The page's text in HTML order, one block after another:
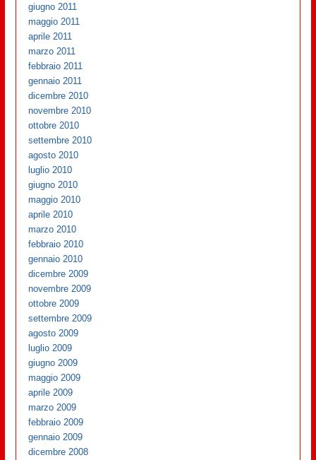
giugno 2011
maggio 2011
aprile 2011
marzo 2011
febbraio 2011
gennaio 2011
dicembre 2010
novembre 2010
ottobre 2010
settembre 2010
agosto 2010
luglio 2010
giugno 2010
maggio 2010
aprile 2010
marzo 2010
febbraio 2010
gennaio 2010
dicembre 2009
novembre 2009
ottobre 2009
settembre 2009
agosto 2009
luglio 2009
giugno 2009
maggio 2009
aprile 2009
marzo 2009
febbraio 2009
gennaio 2009
dicembre 2008